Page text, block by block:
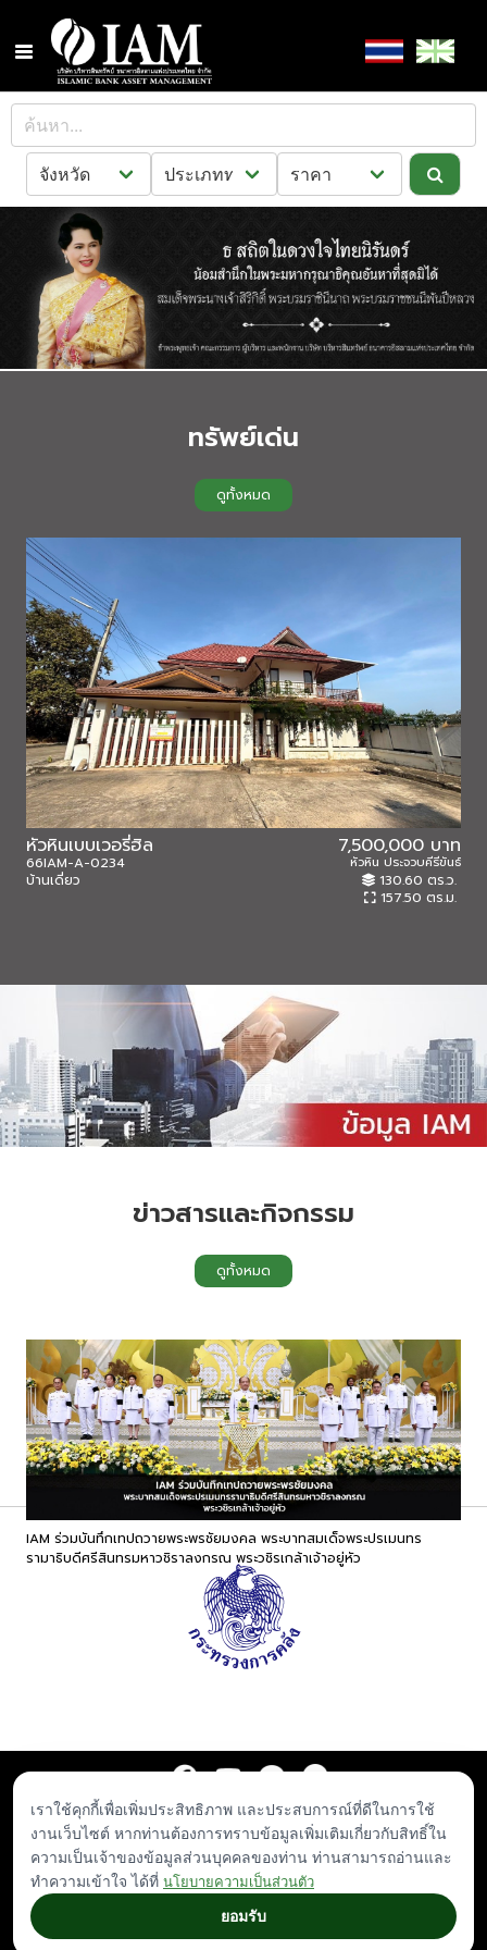
ทรัพย์เด่น
ดูทั้งหมด
หัวหินเบบเวอรี่ฮิล 7,500,000 บาท
66IAM-A-0234
บ้านเดี่ยว
หัวหิน ประจวบคีรีขันธ์
130.60 ตร.ว.
157.50 ตร.ม.
ข่าวสารและกิจกรรม
ดูทั้งหมด
IAM ร่วมบันทึกเทปถวายพระพรชัยมงคล พระบาทสมเด็จพระปรเมนทร
รามาธิบดีศรีสินทรมหาวชิราลงกรณ พระวชิรเกล้าเจ้าอยู่หัว
ประกาศจัดซื้อจัดจ้าง เอกสารเผยแพร่ ร่วมงานกับเรา
ติดต่อเรา
© Islamic Bank Asset Management - IAM. All rights reserved.
Any inquiries, plese contactiam.admin@iam-asset.co.th|เกี่ยวกับกฎหมาย|
นโยบายรักษาข้อมูลส่วนบุคคล
designed by
เราใช้คุกกี้เพื่อเพิ่มประสิทธิภาพ และประสบการณ์ที่ดีในการใช้
งานเว็บไซต์ หากท่านต้องการทราบข้อมูลเพิ่มเติมเกี่ยวกับสิทธิ์ใน
ความเป็นเจ้าของข้อมูลส่วนบุคคลของท่าน ท่านสามารถอ่านและ
ทำความเข้าใจ ได้ที่ นโยบายความเป็นส่วนตัว
ยอมรับ